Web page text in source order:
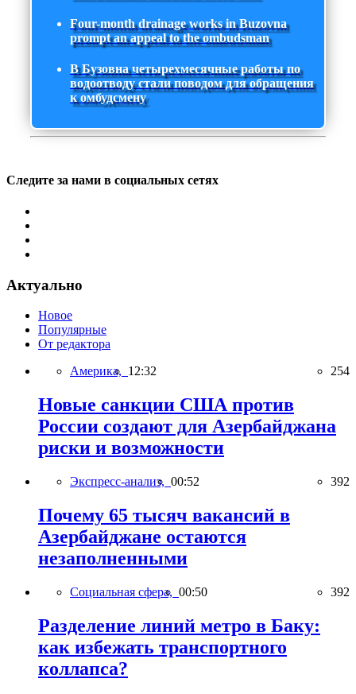
Four-month drainage works in Buzovna
prompt an appeal to the ombudsman
В Бузовна четырехмесячные работы по
водоотводу стали поводом для обращения
к омбудсмену
Следите за нами в социальных сетях
Актуально
Новое
Популярные
От редактора
Америка, 12:32 254
Новые санкции США против
России создают для Азербайджана
риски и возможности
Экспресс-анализ, 00:52 392
Почему 65 тысяч вакансий в
Азербайджане остаются
незаполненными
Социальная сфера, 00:50 392
Разделение линий метро в Баку:
как избежать транспортного
коллапса?